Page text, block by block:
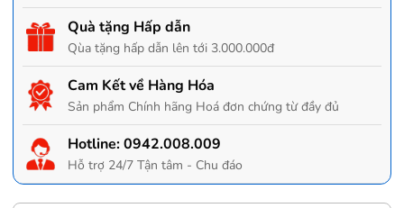
Quà tặng Hấp dẫn
Qùa tặng hấp dẫn lên tới 3.000.000đ
Cam Kết về Hàng Hóa
Sản phẩm Chính hãng Hoá đơn chứng từ đầy đủ
Hotline:0942.008.009
Hỗ trợ 24/7 Tận tâm - Chu đáo